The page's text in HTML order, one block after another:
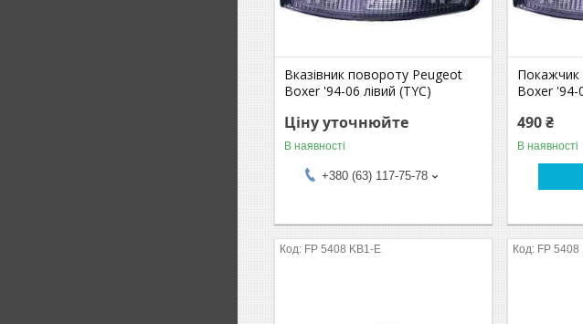
Вказівник повороту Peugeot
Boxer '94-06 лівий (TYC)
Ціну уточнюйте
В наявності
+380 (63) 117-75-78
Покажчик
Boxer '94-
490 ₴
В наявності
FP 5408 KB1-E FP 5408